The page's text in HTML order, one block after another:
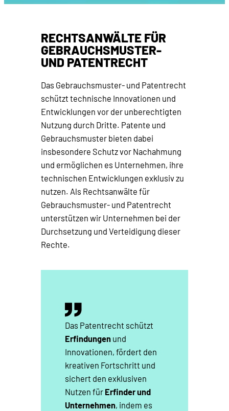
RECHTSANWÄLTE FÜR
GEBRAUCHSMUSTER-
UND PATENTRECHT
Das Gebrauchsmuster- und Patentrecht
schützt technische Innovationen und
Entwicklungen vor der unberechtigten
Nutzung durch Dritte. Patente und
Gebrauchsmuster bieten dabei
insbesondere Schutz vor Nachahmung
und ermöglichen es Unternehmen, ihre
technischen Entwicklungen exklusiv zu
nutzen. Als Rechtsanwälte für
Gebrauchsmuster- und Patentrecht
unterstützen wir Unternehmen bei der
Durchsetzung und Verteidigung dieser
Rechte.
Das Patentrecht schützt
Erfindungen und
Innovationen, fördert den
kreativen Fortschritt und
sichert den exklusiven
Nutzen für Erfinder und
Unternehmen, indem es